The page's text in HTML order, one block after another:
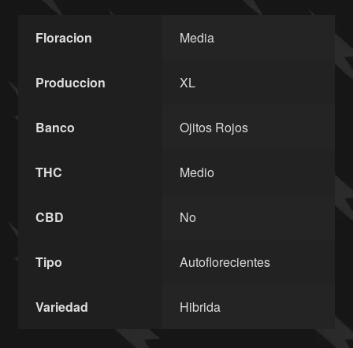
Floracion Media
Produccion XL
Banco Ojitos Rojos
THC Medio
CBD No
Tipo Autoflorecientes
Variedad Hibrida